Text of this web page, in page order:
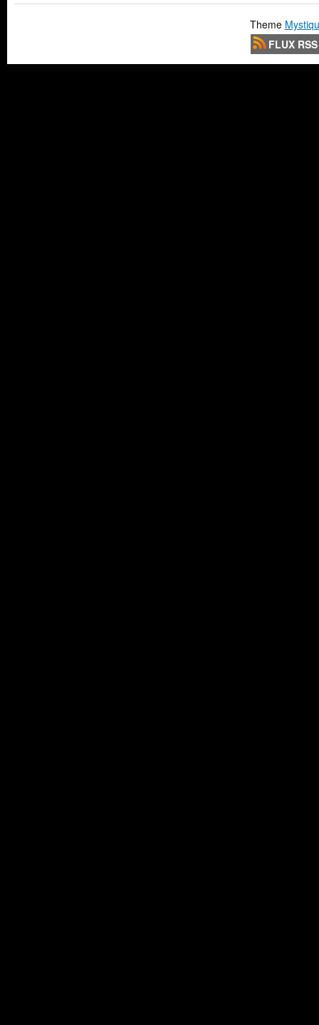
Theme
FLUX RSS